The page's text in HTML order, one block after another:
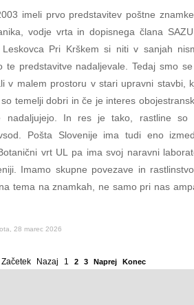
imeli prvo predstavitev poštne
vodje vrta in dopisnega člana
Pri Krškem si niti v sanjah
te predstavitve nadaljevale. Tedaj smo
v malem prostoru v stari upravni stavbi,
temelji dobri in če je interes
nadaljujejo. In res je tako, rastline so
Pošta Slovenije ima tudi eno
vrt UL pa ima svoj naravni
Imamo skupne povezave in
tema na znamkah, ne samo pri nas
28 marec 2026
Začetek Nazaj 1 2 3 Naprej Konec